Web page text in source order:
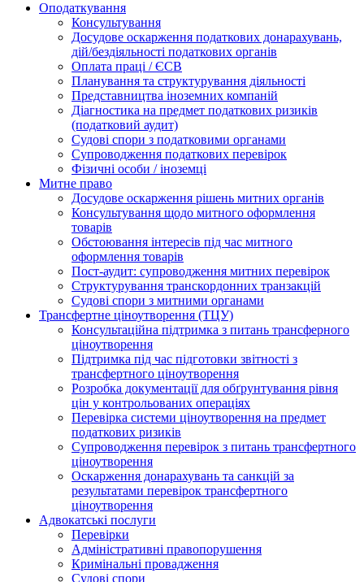
Оподаткування
Консультування
Досудове оскарження податкових донарахувань,
дій/бездіяльності податкових органів
Оплата праці / ЄСВ
Планування та структурування діяльності
Представництва іноземних компаній
Діагностика на предмет податкових ризиків
(податковий аудит)
Судові спори з податковими органами
Супроводження податкових перевірок
Фізичні особи / іноземці
Митне право
Досудове оскарження рішень митних органів
Консультування щодо митного оформлення
товарів
Обстоювання інтересів під час митного
оформлення товарів
Пост-аудит: супроводження митних перевірок
Структурування транскордонних транзакцій
Судові спори з митними органами
Трансфертне ціноутворення (ТЦУ)
Консультаційна підтримка з питань трансферного
ціноутворення
Підтримка під час підготовки звітності з
трансфертного ціноутворення
Розробка документації для обґрунтування рівня
цін у контрольованих операціях
Перевірка системи ціноутворення на предмет
податкових ризиків
Супроводження перевірок з питань трансфертного
ціноутворення
Оскарження донарахувань та санкцій за
результатами перевірок трансфертного
ціноутворення
Адвокатські послуги
Перевірки
Адміністративні правопорушення
Кримінальні провадження
Судові спори